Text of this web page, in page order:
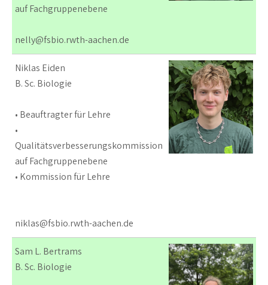
auf Fachgruppenebene
nelly@fsbio.rwth-aachen.de
Niklas Eiden
B. Sc. Biologie
• Beauftragter für Lehre
•
Qualitätsverbesserungskommission
auf Fachgruppenebene
• Kommission für Lehre
niklas@fsbio.rwth-aachen.de
Sam L. Bertrams
B. Sc. Biologie